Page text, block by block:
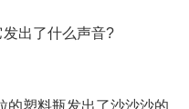
出了什么声音?
塑料瓶发出了沙沙沙的